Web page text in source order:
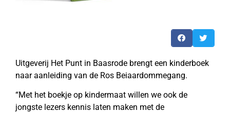
Uitgeverij Het Punt in Baasrode brengt een kinderboek
naar aanleiding van de Ros Beiaardommegang.
“Met het boekje op kindermaat willen we ook de
jongste lezers kennis laten maken met de